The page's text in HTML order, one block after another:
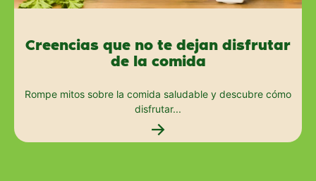
Creencias que no te dejan disfrutar
de la comida
Rompe mitos sobre la comida saludable y descubre cómo
disfrutar...
→